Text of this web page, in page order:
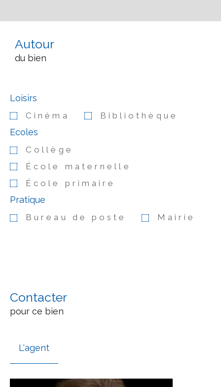
Autour
du bien
Loisirs
Cinéma Bibliothèque
Ecoles
Collège
École maternelle
École primaire
Pratique
Bureau de poste Mairie
Contacter
pour ce bien
L'agent